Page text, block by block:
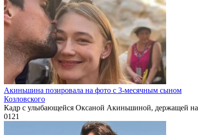
Акиньшина позировала на фото с 3-месячным сыном
Козловского
Кадр с улыбающейся Оксаной Акиньшиной, держащей на
0121